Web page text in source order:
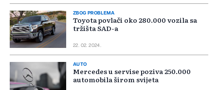
ZBOG PROBLEMA
Toyota povlači oko 280.000 vozila sa
tržišta SAD-a
22. 02. 2024.
AUTO
Mercedes u servise poziva 250.000
automobila širom svijeta